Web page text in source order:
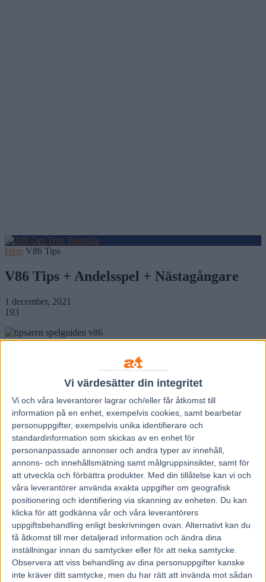
Vi värdesätter din integritet
Vi och våra leverantorer lagrar och/eller får åtkomst till
information på en enhet, exempelvis cookies, samt bearbetar
personuppgifter, exempelvis unika identifierare och
standardinformation som skickas av en enhet för
personanpassade annonser och andra typer av innehåll,
annons- och innehållsmätning samt målgruppsinsikter, samt för
att utveckla och förbättra produkter. Med din tillåtelse kan vi och
våra leverantörer använda exakta uppgifter om geografisk
positionering och identifiering via skanning av enheten. Du kan
klicka för att godkänna vår och våra leverantörers
uppgiftsbehandling enligt beskrivningen ovan. Alternativt kan du
få åtkomst till mer detaljerad information och ändra dina
inställningar innan du samtycker eller för att neka samtycke.
Observera att viss behandling av dina personuppgifter kanske
inte kräver ditt samtycke, men du har rätt att invända mot sådan
Hem V86 Tips
V86 Tips + Andelsspel + Nästagångare
1 december, 2021
193
TIPSAREN/SPELGUIDEN AB
V86-1 ABY: 3 JOKER OF STEEL drog vinstlotten i spårtombolan
mot- ståndarna hunnit rycka upp pickadollerna ur hölstret och vår
tipsetta! RANKING: A: 3 B: 4-7-6-5-12 C: 9-11-8-2-1-10
V86-2 SOLVALLA: 10 KONTUR har överlägsna fartresurser i det
här sällskapet och toppchans om Christer Nyström hittar en utvändig
posit- ion till sista 7-800m innan han kastar loss. 6 HAITKIN AM är
en allvar- lig utmanare OM travet fungerar men det är skrivet i
stjärnorna.
RANKING: A: 10-6 B: 5-7-9-4-11 C: 8-3-1-2-12
V86-3 ABY: 4 BLUEHILL’S WIND är omgångens megalampa
tillver- kad av Harry & Co och Johans märr kan mycket väl vinna
om hon hål- ler ihop aktionen, men löjligt överspelad. Vi streckar en
duo ur andra sorteringens damer och Stoffe utmanar med 6 A
GOOD MELODY!
RANKING: A: 4 B: 6-5 C: 7-3-10-1-11-9-2-8-12